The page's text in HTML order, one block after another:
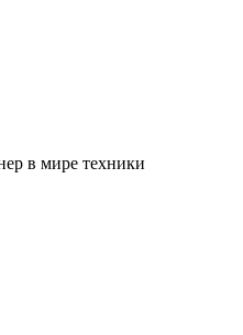
в мире техники